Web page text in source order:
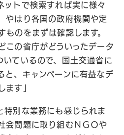
ットで検索すれば実に様々
やはり各国の政府機関や定
ものをまずは確認します。
この省庁がどういったデータ
いているので、国土交通省に
、キャンペーンに有益なデ
ます」
特別な業務にも感じられま
会問題に取り組むＮＧＯや